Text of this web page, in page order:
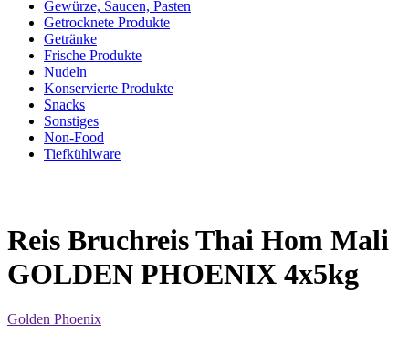
Gewürze, Saucen, Pasten
Getrocknete Produkte
Getränke
Frische Produkte
Nudeln
Konservierte Produkte
Snacks
Sonstiges
Non-Food
Tiefkühlware
Reis Bruchreis Thai Hom Mali
GOLDEN PHOENIX 4x5kg
Golden Phoenix